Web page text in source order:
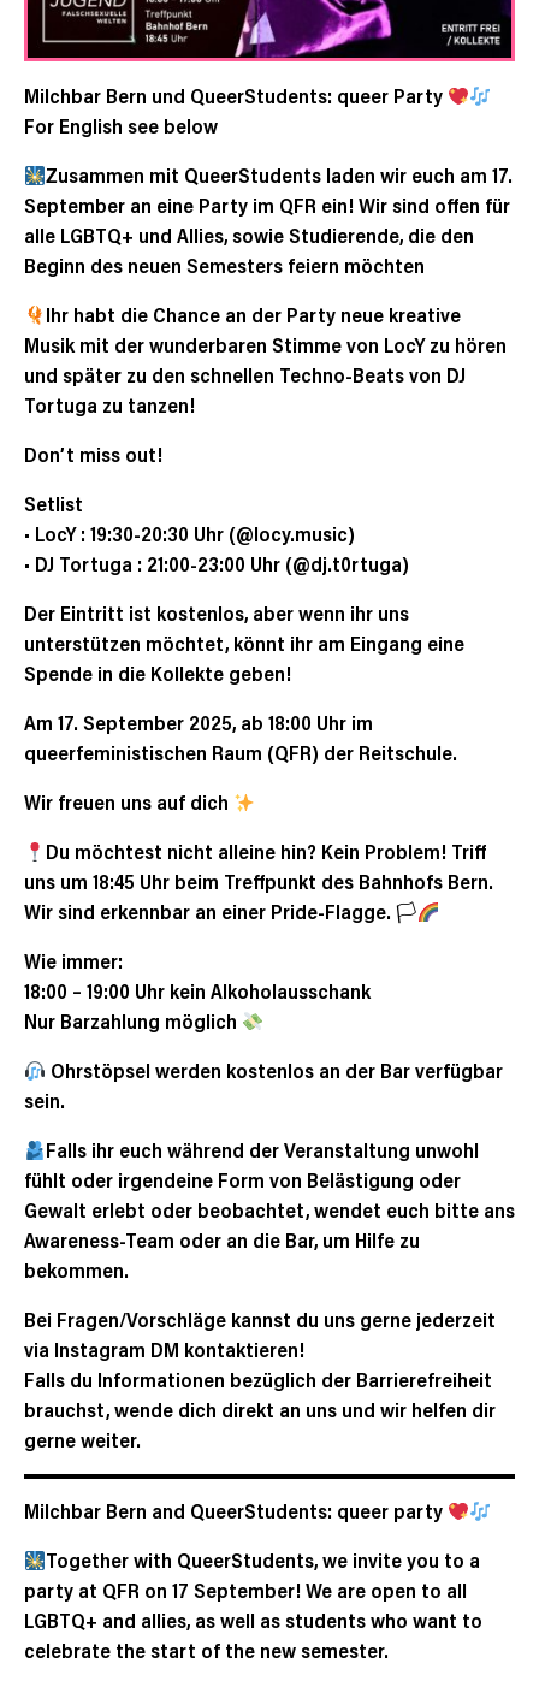
Milchbar Bern und QueerStudents: queer Party
For English see below
Zusammen mit QueerStudents laden wir euch am 17.
September an eine Party im QFR ein! Wir sind offen für
alle LGBTQ+ und Allies, sowie Studierende, die den
Beginn des neuen Semesters feiern möchten
Ihr habt die Chance an der Party neue kreative
Musik mit der wunderbaren Stimme von LocY zu hören
und später zu den schnellen Techno-Beats von DJ
Tortuga zu tanzen!
Don’t miss out!
Setlist
• LocY : 19:30-20:30 Uhr (@locy.music)
• DJ Tortuga : 21:00-23:00 Uhr (@dj.t0rtuga)
Der Eintritt ist kostenlos, aber wenn ihr uns
unterstützen möchtet, könnt ihr am Eingang eine
Spende in die Kollekte geben!
Am 17. September 2025, ab 18:00 Uhr im
queerfeministischen Raum (QFR) der Reitschule.
Wir freuen uns auf dich
Du möchtest nicht alleine hin? Kein Problem! Triff
uns um 18:45 Uhr beim Treffpunkt des Bahnhofs Bern.
Wir sind erkennbar an einer Pride-Flagge. 🏳‍
Wie immer:
18:00 – 19:00 Uhr kein Alkoholausschank
Nur Barzahlung möglich
Ohrstöpsel werden kostenlos an der Bar verfügbar
sein.
Falls ihr euch während der Veranstaltung unwohl
fühlt oder irgendeine Form von Belästigung oder
Gewalt erlebt oder beobachtet, wendet euch bitte ans
Awareness-Team oder an die Bar, um Hilfe zu
bekommen.
Bei Fragen/Vorschläge kannst du uns gerne jederzeit
via Instagram DM kontaktieren!
Falls du Informationen bezüglich der Barrierefreiheit
brauchst, wende dich direkt an uns und wir helfen dir
gerne weiter.
Milchbar Bern and QueerStudents: queer party
Together with QueerStudents, we invite you to a
party at QFR on 17 September! We are open to all
LGBTQ+ and allies, as well as students who want to
celebrate the start of the new semester.